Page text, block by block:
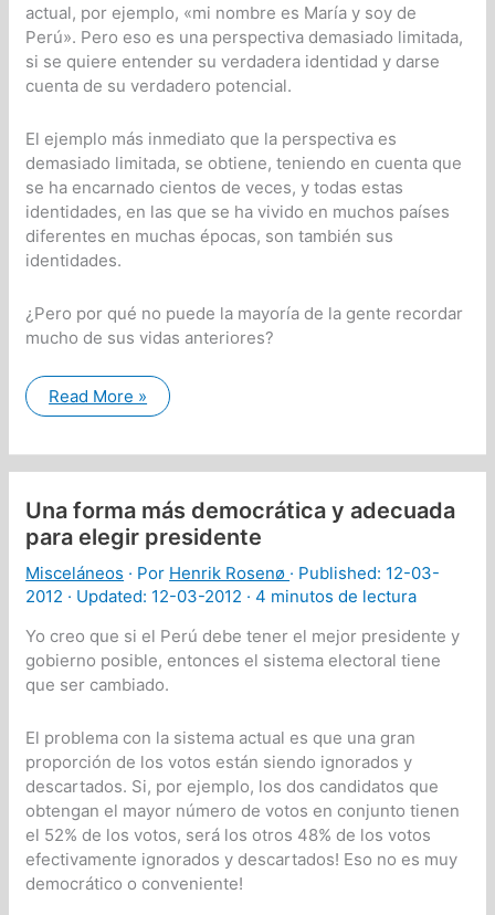
actual, por ejemplo, «mi nombre es María y soy de
Perú». Pero eso es una perspectiva demasiado limitada,
si se quiere entender su verdadera identidad y darse
cuenta de su verdadero potencial.
El ejemplo más inmediato que la perspectiva es
demasiado limitada, se obtiene, teniendo en cuenta que
se ha encarnado cientos de veces, y todas estas
identidades, en las que se ha vivido en muchos países
diferentes en muchas épocas, son también sus
identidades.
¿Pero por qué no puede la mayoría de la gente recordar
mucho de sus vidas anteriores?
Su
percepción
identidad
limita
evolución
Read More »
Una forma más democrática y adecuada
para elegir presidente
Misceláneos · Por Henrik Rosenø · Published: 12-03-
2012 · Updated: 12-03-2012 ·4 minutos de lectura
Yo creo que si el Perú debe tener el mejor presidente y
gobierno posible, entonces el sistema electoral tiene
que ser cambiado.
El problema con la sistema actual es que una gran
proporción de los votos están siendo ignorados y
descartados. Si, por ejemplo, los dos candidatos que
obtengan el mayor número de votos en conjunto tienen
el 52% de los votos, será los otros 48% de los votos
efectivamente ignorados y descartados! Eso no es muy
democrático o conveniente!